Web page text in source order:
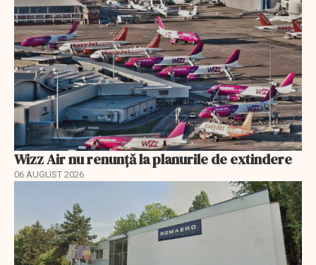
Wizz Air nu renunță la planurile de extindere
06 AUGUST 2026